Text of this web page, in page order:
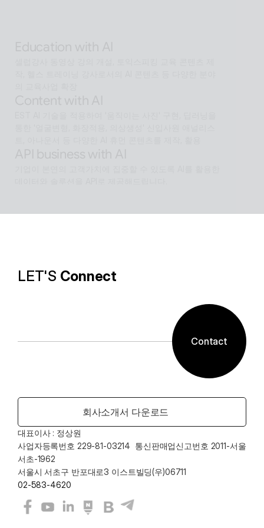
LET'S Connect
Contact
회사소개서 다운로드
대표이사 : 정상원
사업자등록번호 229-81-03214  통신판매업신고번호 2011-서울
서초-1962
서울시 서초구 반포대로3 이스트빌딩(우)06711
02-583-4620